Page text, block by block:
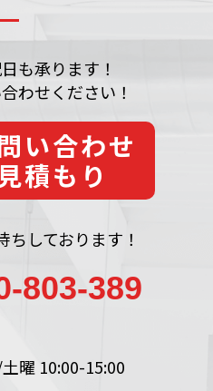
も承ります！
わせください！
い合わせ
積もり
ちしております！
803-389
曜 10:00-15:00